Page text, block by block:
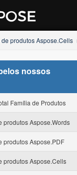
de produtos Aspose.Cells
nossos
Família de Produtos
produtos Aspose.Words
produtos Aspose.PDF
produtos Aspose.Cells